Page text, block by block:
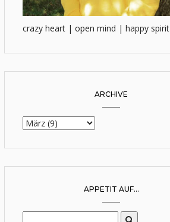
crazy heart | open mind | happy spirit
ARCHIVE
APPETIT AUF...